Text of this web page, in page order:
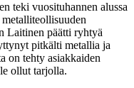
teki vuosituhannen alussa
Laitinen päätti ryhtyä
pitkälti metallia ja
on tehty asiakkaiden
ollut tarjolla.